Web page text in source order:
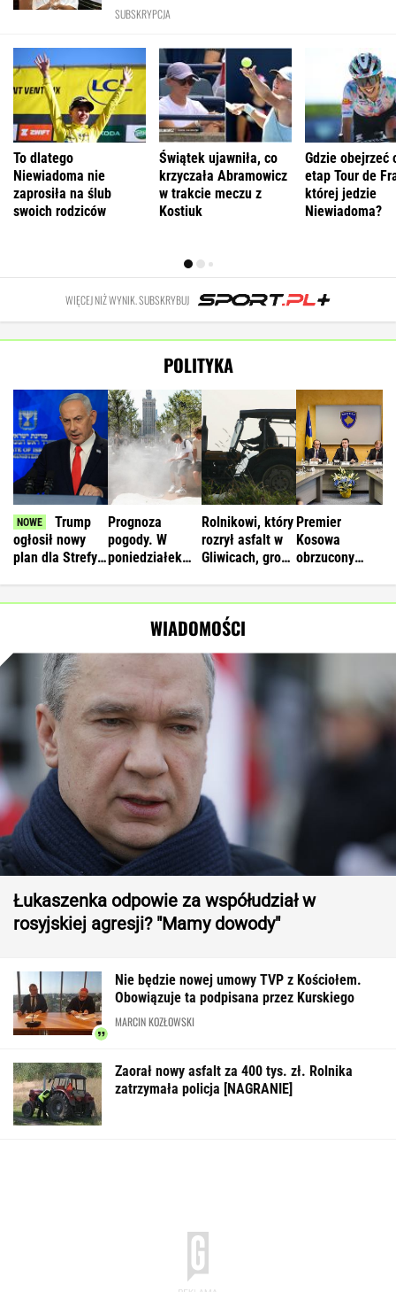
SUBSKRYPCJA
To dlatego
Niewiadoma nie
zaprosiła na ślub
swoich rodziców
Świątek ujawniła, co
krzyczała Abramowicz
w trakcie meczu z
Kostiuk
Gdzie obejrzeć
etap Tour de
której jedzie
Niewiadoma?
WIĘCEJ NIŻ WYNIK. SUBSKRYBUJ
POLITYKA
Trump
ogłosił nowy
plan dla Strefy
Prognoza
pogody. W
poniedziałek
Rolnikowi, który
rozrył asfalt w
Gliwicach, grozi
Premier
Kosowa
obrzucony
WIADOMOŚCI
Łukaszenka odpowie za współudział w
rosyjskiej agresji? "Mamy dowody"
Nie będzie nowej umowy TVP z Kościołem.
Obowiązuje ta podpisana przez Kurskiego
MARCIN KOZŁOWSKI
Zaorał nowy asfalt za 400 tys. zł. Rolnika
zatrzymała policja [NAGRANIE]